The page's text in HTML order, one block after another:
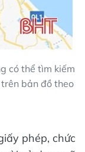
có thể tìm kiếm
bản đồ theo
phép, chức